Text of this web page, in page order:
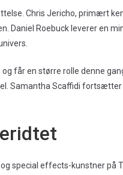
Chris Jericho, primært
Daniel Roebuck leverer en
får en større rolle denne
Samantha Scaffidi fortsætter
special effects-kunstner på